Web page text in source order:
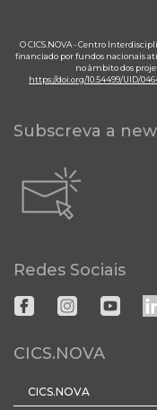
O CICS.NOVA - Centro
financiado por fundos nacionais
no âmbito dos
https://doi.org/10.54499/UID/
Subscreva a
Redes Sociais
CICS.NOVA
CICS.NOVA